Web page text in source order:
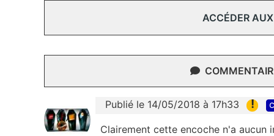
ACCÉDER
Publié le 14/05/2018 à 17h33 !
Clairement cette encoche n'a aucun